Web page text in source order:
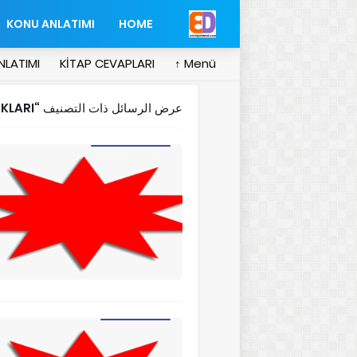
HOME
KONU ANLATIMI
Menü ↑
KİTAP CEVAPLARI
عرض الرسائل ذات التصنيف